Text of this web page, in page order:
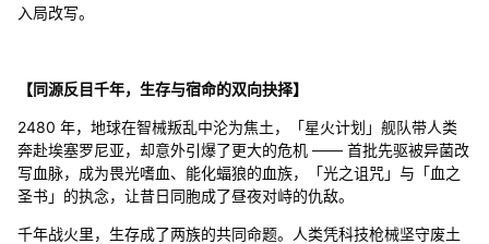
入局改写。
【同源反目千年，生存与宿命的双向抉择】
2480 年，地球在智械叛乱中沦为焦土，「星火计划」舰队带人类
奔赴埃塞罗尼亚，却意外引爆了更大的危机 —— 首批先驱被异菌改
写血脉，成为畏光嗜血、能化蝠狼的血族，「光之诅咒」与「血之
圣书」的执念，让昔日同胞成了昼夜对峙的仇敌。
千年战火里，生存成了两族的共同命题。人类凭科技枪械坚守废土